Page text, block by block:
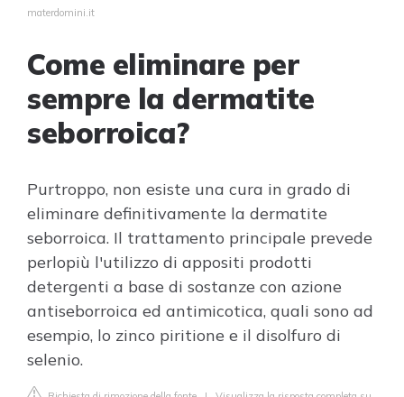
materdomini.it
Come eliminare per
sempre la dermatite
seborroica?
Purtroppo, non esiste una cura in grado di
eliminare definitivamente la dermatite
seborroica. Il trattamento principale prevede
perlopiù l'utilizzo di appositi prodotti
detergenti a base di sostanze con azione
antiseborroica ed antimicotica, quali sono ad
esempio, lo zinco piritione e il disolfuro di
selenio.